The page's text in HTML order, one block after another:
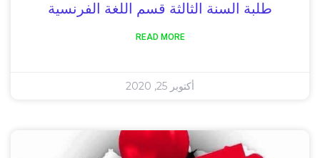
طلبة السنة الثالثة قسم اللغة الفرنسية
READ MORE
أكتوبر 25, 2020